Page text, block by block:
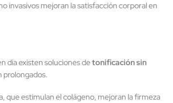
invasivos mejoran la satisfacción corporal en
día existen soluciones detonificación sin
prolongados.
estimulan el colágeno, mejoran la firmeza